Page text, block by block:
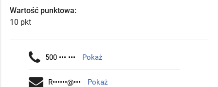
Wartość punktowa:
10 pkt
500 ••• ••• Pokaż
R••••••@••• Pokaż